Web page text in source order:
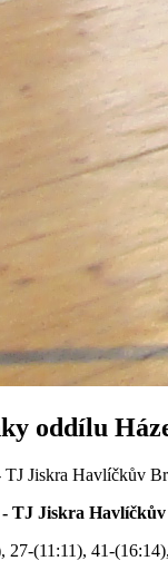
oddílu
Jiskra Havlíčkův
TJ Jiskra Havlíčkův
27-(11:11), 41-